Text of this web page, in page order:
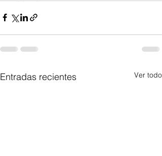
Entradas recientes Ver todo